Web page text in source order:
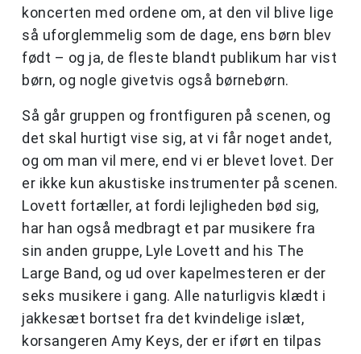
koncerten med ordene om, at den vil blive lige
så uforglemmelig som de dage, ens børn blev
født – og ja, de fleste blandt publikum har vist
børn, og nogle givetvis også børnebørn.
Så går gruppen og frontfiguren på scenen, og
det skal hurtigt vise sig, at vi får noget andet,
og om man vil mere, end vi er blevet lovet. Der
er ikke kun akustiske instrumenter på scenen.
Lovett fortæller, at fordi lejligheden bød sig,
har han også medbragt et par musikere fra
sin anden gruppe, Lyle Lovett and his The
Large Band, og ud over kapelmesteren er der
seks musikere i gang. Alle naturligvis klædt i
jakkesæt bortset fra det kvindelige islæt,
korsangeren Amy Keys, der er iført en tilpas